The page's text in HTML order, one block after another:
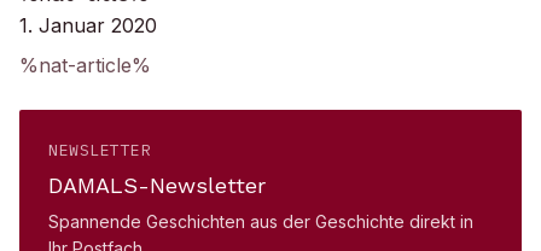
1. Januar 2020
%nat-article%
NEWSLETTER
DAMALS-Newsletter
Spannende Geschichten aus der Geschichte direkt in